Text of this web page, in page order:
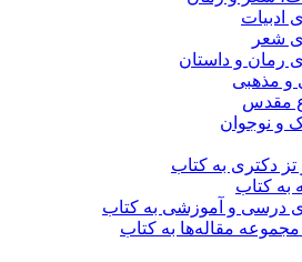
ادبیات
شعر
رمان و داستان
و مذهبی
مقدس
و نوجوان
تز دکتری به کتاب
به کتاب
درسی و آموزشی به کتاب
مجموعه مقاله‌ها به کتاب